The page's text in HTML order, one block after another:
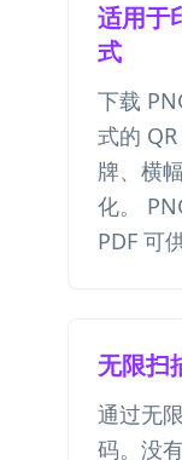
适用于
式
下载
式的
牌、横
化。
PDF 可
无限扫
通过无
码。没